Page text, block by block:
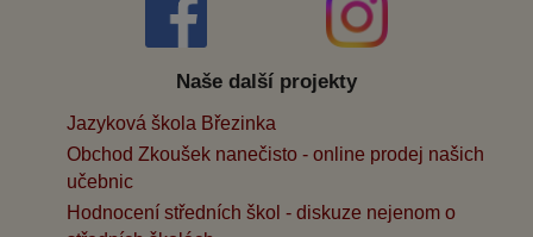
Naše další projekty
Jazyková škola Březinka
Obchod Zkoušek nanečisto - online prodej našich
učebnic
Hodnocení středních škol - diskuze nejenom o